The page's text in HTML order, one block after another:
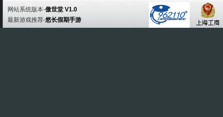
网站系统版本-傲世堂 V1.0
最新游戏推荐-悠长假期手游